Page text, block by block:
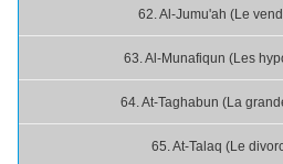
62. Al-Jumu'ah (Le
63. Al-Munafiqun (Les
64. At-Taghabun (La
65. At-Talaq (Le